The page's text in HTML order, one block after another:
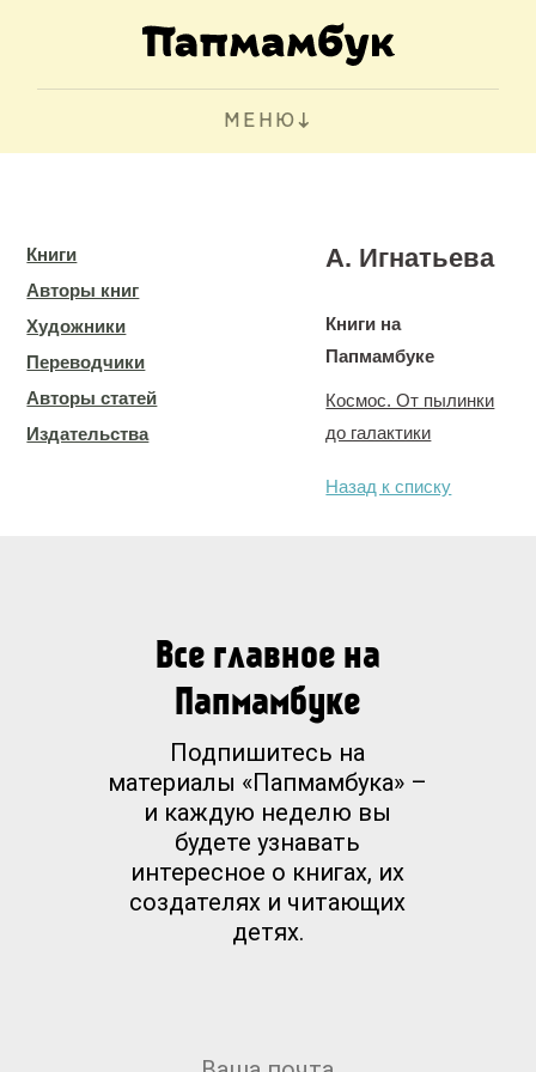
МЕНЮ
Книги
Авторы книг
Художники
Переводчики
Авторы статей
Издательства
А. Игнатьева
Книги на
Папмамбуке
Космос. От пылинки
до галактики
Назад к списку
Все главное на
Папмамбуке
Подпишитесь на
материалы «Папмамбука» –
и каждую неделю вы
будете узнавать
интересное о книгах, их
создателях и читающих
детях.